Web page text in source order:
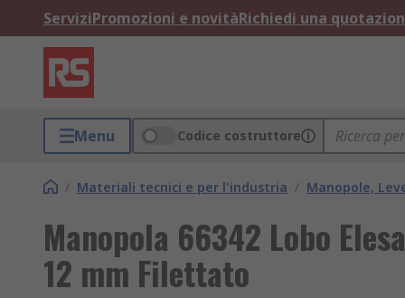
ServiziPromozioni e novitàRichiedi una
Menu Codice costruttore
/ Materiali tecnici e per l'industria / Manopole,
Manopola 66342 Lobo
12 mm Filettato